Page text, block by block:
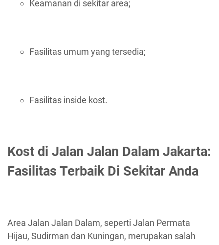
Keamanan di sekitar area;
Fasilitas umum yang tersedia;
Fasilitas inside kost.
Kost di Jalan Jalan Dalam Jakarta:
Fasilitas Terbaik Di Sekitar Anda
Area Jalan Jalan Dalam, seperti Jalan Permata
Hijau, Sudirman dan Kuningan, merupakan salah